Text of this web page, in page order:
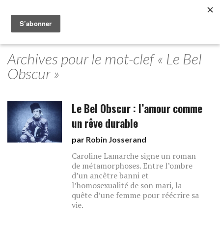
Archives pour le mot-clef « Le Bel
Obscur »
Le Bel Obscur : l’amour comme
un rêve durable
par Robin Josserand
Caroline Lamarche signe un roman
de métamorphoses. Entre l’ombre
d’un ancêtre banni et
l’homosexualité de son mari, la
quête d’une femme pour réécrire sa
vie.